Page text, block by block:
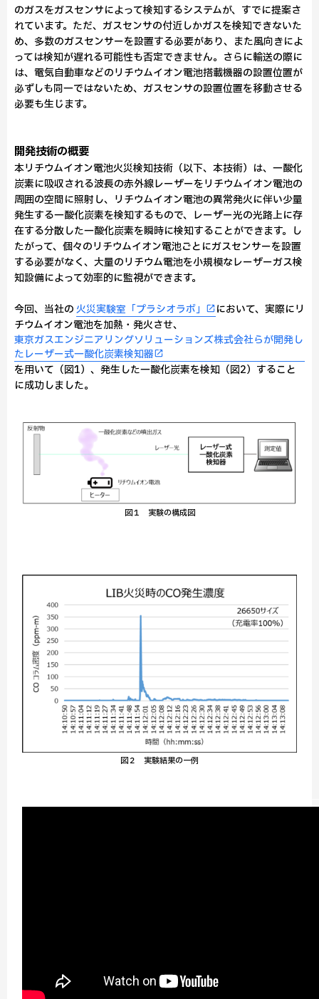
のガスをガスセンサによって検知するシステムが、すでに提案さ
れています。ただ、ガスセンサの付近しかガスを検知できないた
め、多数のガスセンサーを設置する必要があり、また風向きによ
っては検知が遅れる可能性も否定できません。さらに輸送の際に
は、電気自動車などのリチウムイオン電池搭載機器の設置位置が
必ずしも同一ではないため、ガスセンサの設置位置を移動させる
必要も生じます。
開発技術の概要
本リチウムイオン電池火災検知技術（以下、本技術）は、一酸化
炭素に吸収される波長の赤外線レーザーをリチウムイオン電池の
周囲の空間に照射し、リチウムイオン電池の異常発火に伴い少量
発生する一酸化炭素を検知するもので、レーザー光の光路上に存
在する分散した一酸化炭素を瞬時に検知することができます。し
たがって、個々のリチウムイオン電池ごとにガスセンサーを設置
する必要がなく、大量のリチウム電池を小規模なレーザーガス検
知設備によって効率的に監視ができます。
今回、当社の火災実験室「プラシオラボ」
において、実際にリ
チウムイオン電池を加熱・発火させ、
東京ガスエンジニアリングソリューションズ株式会社らが開発し
たレーザー式一酸化炭素検知器
を用いて（図1）、発生した一酸化炭素を検知（図2）すること
に成功しました。
図１ 実験の構成図
図２ 実験結果の一例